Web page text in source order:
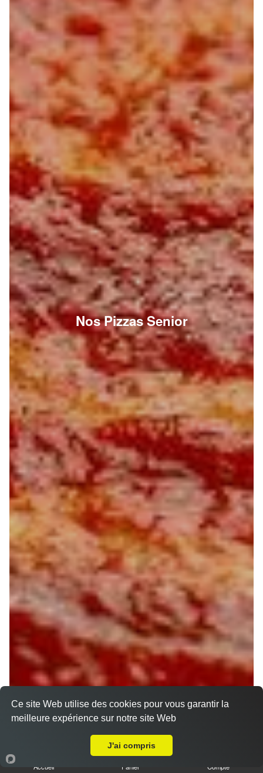
Nos Pizzas Senior
Accueil Panier Compte
Ce site Web utilise des cookies pour vous garantir la
meilleure expérience sur notre site Web
J'ai compris